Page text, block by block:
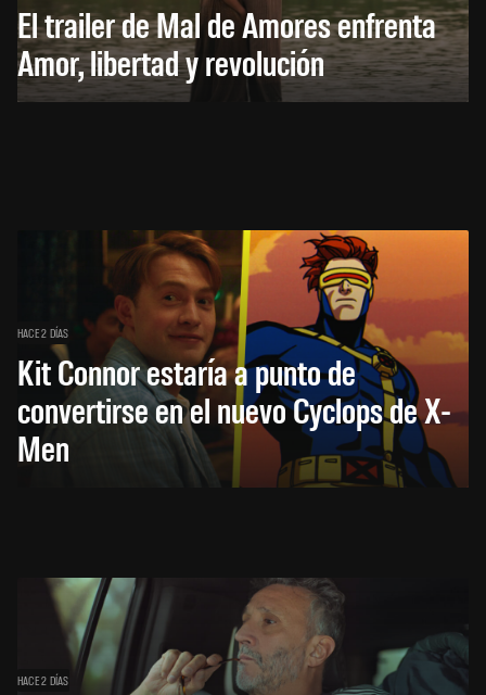
El trailer de Mal de Amores enfrenta
Amor, libertad y revolución
HACE 2 DÍAS
Kit Connor estaría a punto de
convertirse en el nuevo Cyclops de X-
Men
HACE 2 DÍAS